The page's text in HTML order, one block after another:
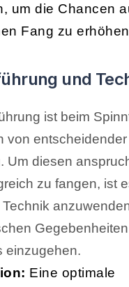
um die Chancen
Fang zu
und
ist beim
von entscheidender
Um diesen
zu fangen, ist
einzugehen.
Eine optimale